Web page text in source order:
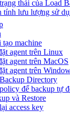
thái của Load
tính lưu lượng sử
machine
agent trên Linux
agent trên MacOS
agent trên
Directory
để backup tự
và Restore
access key